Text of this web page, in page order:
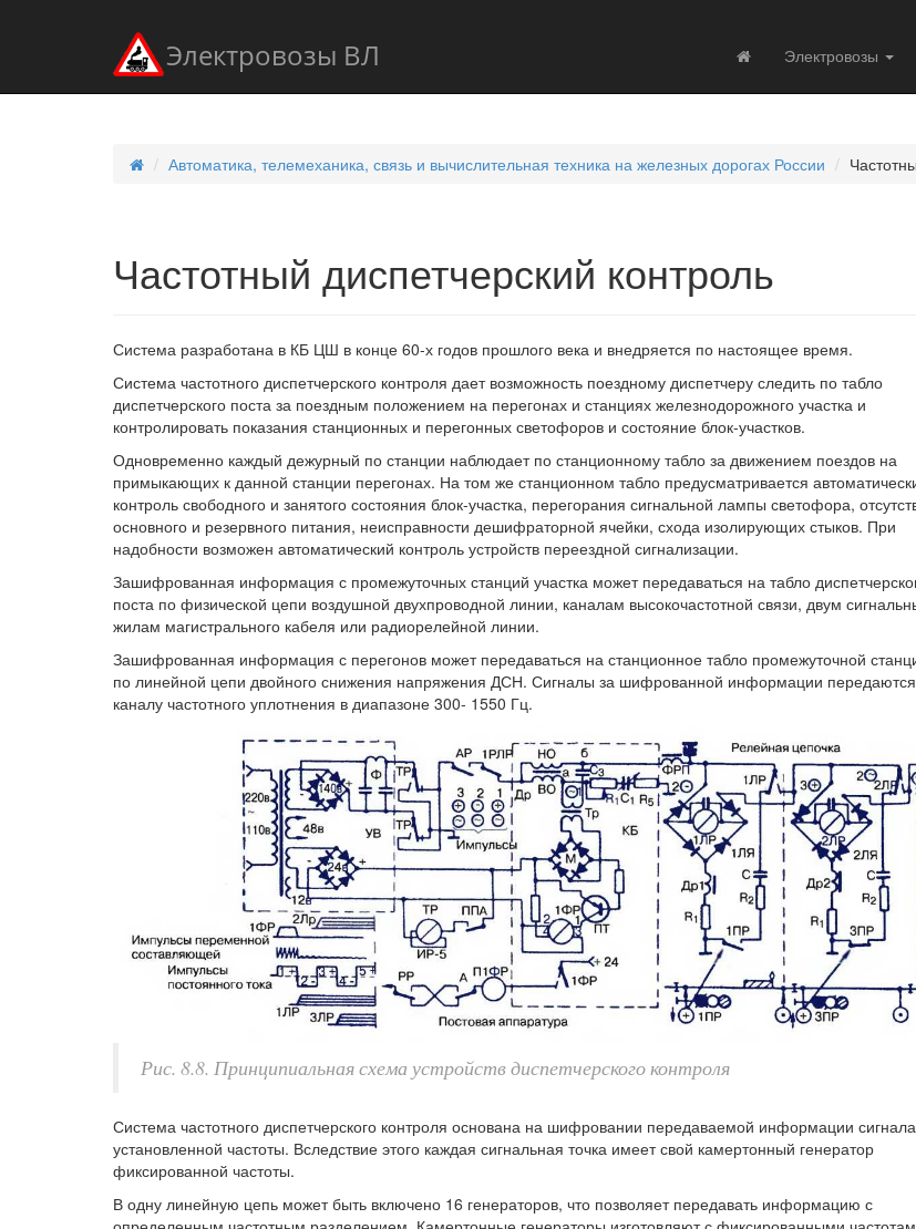
Электровозы ВЛ Электровозы
Автоматика, телемеханика, связь и вычислительная техника на железных дорогах России
Частотный диспетчерский контроль
Система разработана в КБ ЦШ в конце 60-х годов прошлого века и внедряется по настоящее время.
Система частотного диспетчерского контроля дает возможность поездному диспетчеру следить по табло
диспетчерского поста за поездным положением на перегонах и станциях железнодорожного участка и
контролировать показания станционных и перегонных светофоров и состояние блок-участков.
Одновременно каждый дежурный по станции наблюдает по станционному табло за движением поездов на
примыкающих к данной станции перегонах. На том же станционном табло предусматривается
контроль свободного и занятого состояния блок-участка, перегорания сигнальной лампы светофора,
основного и резервного питания, неисправности дешифраторной ячейки, схода изолирующих стыков. При
надобности возможен автоматический контроль устройств переездной сигнализации.
Зашифрованная информация с промежуточных станций участка может передаваться на табло
поста по физической цепи воздушной двухпроводной линии, каналам высокочастотной связи, двум
жилам магистрального кабеля или радиорелейной линии.
Зашифрованная информация с перегонов может передаваться на станционное табло промежуточной
по линейной цепи двойного снижения напряжения ДСН. Сигналы за шифрованной информации
каналу частотного уплотнения в диапазоне 300- 1550 Гц.
Рис. 8.8. Принципиальная схема устройств диспетчерского контроля
Система частотного диспетчерского контроля основана на шифровании передаваемой информации
установленной частоты. Вследствие этого каждая сигнальная точка имеет свой камертонный генератор
фиксированной частоты.
В одну линейную цепь может быть включено 16 генераторов, что позволяет передавать информацию с